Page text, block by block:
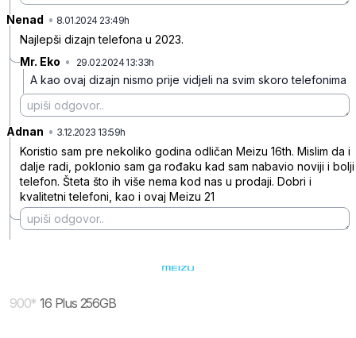
Nenad • 8.01.2024 23:49h
Najlepši dizajn telefona u 2023.
Mr. Eko • 29.02.2024 13:33h
A kao ovaj dizajn nismo prije vidjeli na svim skoro telefonima
Adnan • 3.12.2023 13:59h
Koristio sam pre nekoliko godina odličan Meizu 16th. Mislim da i
dalje radi, poklonio sam ga rođaku kad sam nabavio noviji i bolji
telefon. Šteta što ih više nema kod nas u prodaji. Dobri i
kvalitetni telefoni, kao i ovaj Meizu 21
900* 16 Plus 256GB